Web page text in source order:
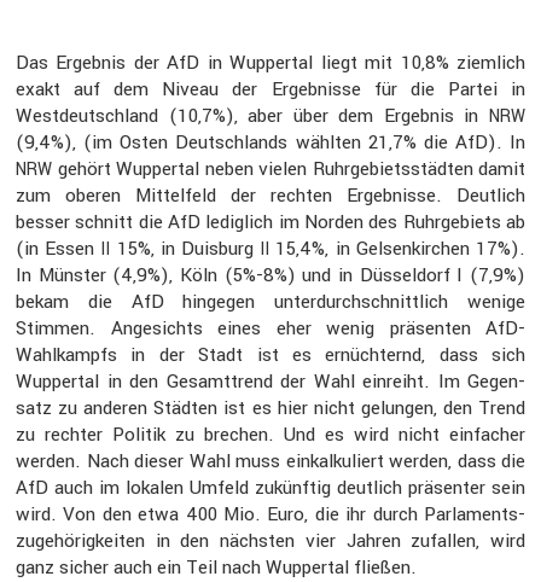
Das Ergebnis der AfD in Wuppertal liegt mit 10,8% ziemlich
exakt auf dem Niveau der Ergeb­nisse für die Partei in
Westdeutsch­land (10,7%), aber über dem Ergebnis in NRW
(9,4%), (im Osten Deutsch­lands wählten 21,7% die AfD). In
NRW gehört Wuppertal neben vielen Ruhrge­biets­städten damit
zum oberen Mittel­feld der rechten Ergeb­nisse. Deutlich
besser schnitt die AfD ledig­lich im Norden des Ruhrge­biets ab
(in Essen II 15%, in Duisburg II 15,4%, in Gelsen­kir­chen 17%).
In Münster (4,9%), Köln (5%-8%) und in Düssel­dorf I (7,9%)
bekam die AfD hingegen unter­durch­schnitt­lich wenige
Stimmen. Angesichts eines eher wenig präsenten AfD-
Wahlkampfs in der Stadt ist es ernüch­ternd, dass sich
Wuppertal in den Gesamt­trend der Wahl einreiht. Im Gegen­
satz zu anderen Städten ist es hier nicht gelungen, den Trend
zu rechter Politik zu brechen. Und es wird nicht einfa­cher
werden. Nach dieser Wahl muss einkal­ku­liert werden, dass die
AfD auch im lokalen Umfeld zukünftig deutlich präsenter sein
wird. Von den etwa 400 Mio. Euro, die ihr durch Parla­ments­
zu­ge­hö­rig­keiten in den nächsten vier Jahren zufallen, wird
ganz sicher auch ein Teil nach Wuppertal fließen.